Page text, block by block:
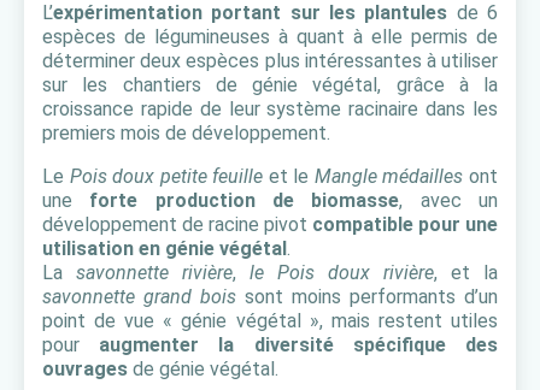
L’expérimentation portant sur les plantules de 6
espèces de légumineuses à quant à elle permis de
déterminer deux espèces plus intéressantes à utiliser
sur les chantiers de génie végétal, grâce à la
croissance rapide de leur système racinaire dans les
premiers mois de développement.
Le Pois doux petite feuille et le Mangle médailles ont
une forte production de biomasse, avec un
développement de racine pivot compatible pour une
utilisation en génie végétal.
La savonnette rivière, le Pois doux rivière, et la
savonnette grand bois sont moins performants d’un
point de vue « génie végétal », mais restent utiles
pour augmenter la diversité spécifique des
ouvrages de génie végétal.